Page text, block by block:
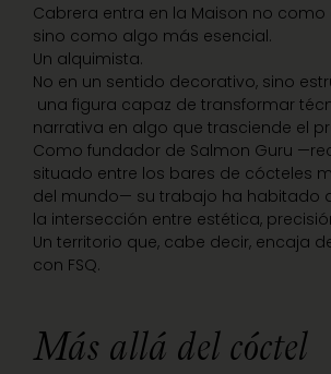
Cabrera entra en la Maison no
sino como algo más esencial.
Un alquimista.
No en un sentido decorativo, sino
una figura capaz de transformar
narrativa en algo que trasciende el
Como fundador de Salmon Guru
situado entre los bares de cócteles
del mundo— su trabajo ha habitado
la intersección entre estética,
Un territorio que, cabe decir, encaja
con FSQ.
Más allá del cóctel